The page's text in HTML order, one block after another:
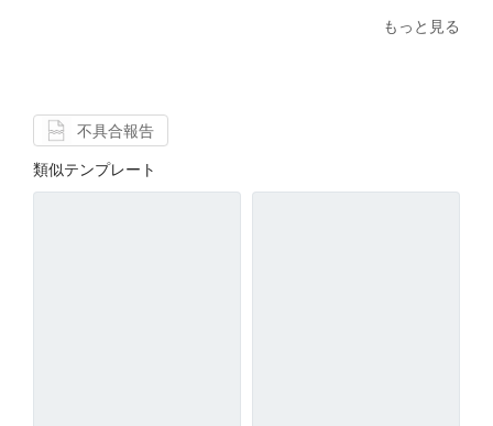
もっと見る
不具合報告
類似テンプレート